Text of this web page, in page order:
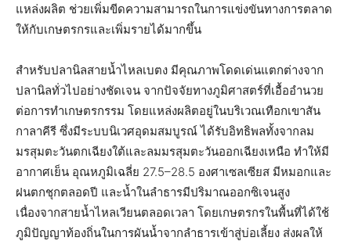
แหล่งผลิต ช่วยเพิ่มขีดความสามารถในการแข่งขันทางการตลาด
ให้กับเกษตรกรและเพิ่มรายได้มากขึ้น
สำหรับปลานิลสายน้ำไหลเบตง มีคุณภาพโดดเด่นแตกต่างจาก
ปลานิลทั่วไปอย่างชัดเจน จากปัจจัยทางภูมิศาสตร์ที่เอื้ออำนวย
ต่อการทำเกษตรกรรม โดยแหล่งผลิตอยู่ในบริเวณเทือกเขาสัน
กาลาคีรี ซึ่งมีระบบนิเวศอุดมสมบูรณ์ ได้รับอิทธิพลทั้งจากลม
มรสุมตะวันตกเฉียงใต้และลมมรสุมตะวันออกเฉียงเหนือ ทำให้มี
อากาศเย็น อุณหภูมิเฉลี่ย 27.5–28.5 องศาเซลเซียส มีหมอกและ
ฝนตกชุกตลอดปี และน้ำในลำธารมีปริมาณออกซิเจนสูง
เนื่องจากสายน้ำไหลเวียนตลอดเวลา โดยเกษตรกรในพื้นที่ได้ใช้
ภูมิปัญญาท้องถิ่นในการผันน้ำจากลำธารเข้าสู่บ่อเลี้ยง ส่งผลให้